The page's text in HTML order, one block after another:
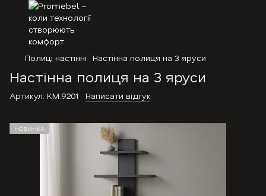
Полиці настінні Настінна полиця на 3 яруси
Настінна полиця на 3 яруси
Артикул: KM.9201 Написати відгук
НОВИНКА